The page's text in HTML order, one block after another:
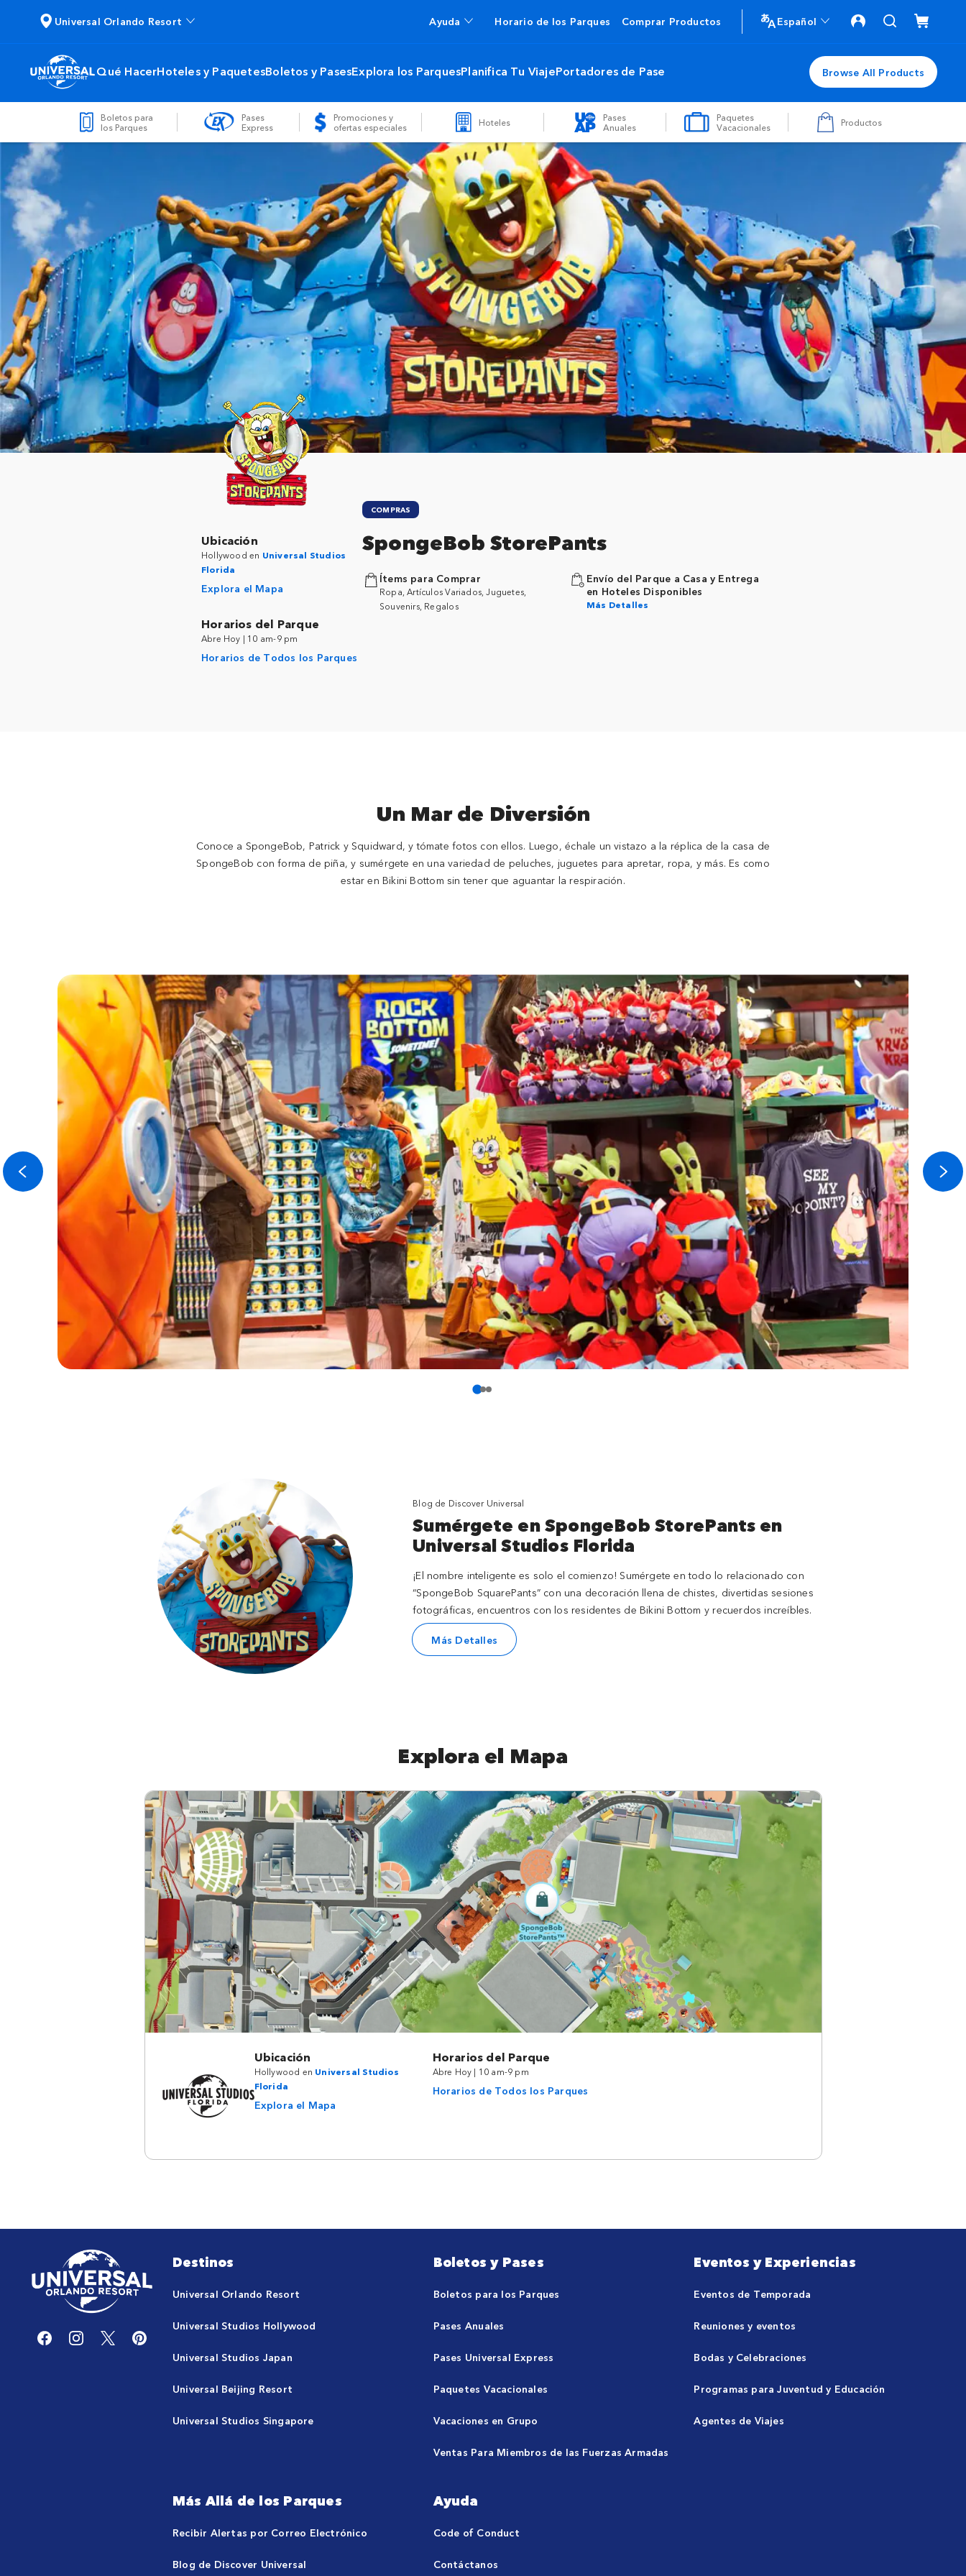
Universal Orlando Resort Ayuda Horario de los Parques Comprar Productos Español
Qué HacerHoteles y PaquetesBoletos y PasesExplora los ParquesPlanifica Tu ViajePortadores de Pase Browse All Products
Boletos para
los Parques
Pases
Express
Promociones y
ofertas especiales
Hoteles
Pases
Anuales
Paquetes
Vacacionales
Productos
Ubicación
Hollywood en Universal Studios
Florida
Explora el Mapa
Horarios del Parque
Abre Hoy | 10 am-9 pm
Horarios de Todos los Parques
COMPRAS
SpongeBob StorePants
Ítems para Comprar
Ropa, Artículos Variados, Juguetes,
Souvenirs, Regalos
Envío del Parque a Casa y Entrega
en Hoteles Disponibles
Más Detalles
Un Mar de Diversión
Conoce a SpongeBob, Patrick y Squidward, y tómate fotos con ellos. Luego, échale un vistazo a la réplica de la casa de
SpongeBob con forma de piña, y sumérgete en una variedad de peluches, juguetes para apretar, ropa, y más. Es como
estar en Bikini Bottom sin tener que aguantar la respiración.
Blog de Discover Universal
Sumérgete en SpongeBob StorePants en
Universal Studios Florida
¡El nombre inteligente es solo el comienzo! Sumérgete en todo lo relacionado con
“SpongeBob SquarePants” con una decoración llena de chistes, divertidas sesiones
fotográficas, encuentros con los residentes de Bikini Bottom y recuerdos increíbles.
Más Detalles
Explora el Mapa
Ubicación
Hollywood en Universal Studios
Florida
Explora el Mapa
Horarios del Parque
Abre Hoy | 10 am-9 pm
Horarios de Todos los Parques
Destinos
Universal Orlando Resort
Universal Studios Hollywood
Universal Studios Japan
Universal Beijing Resort
Universal Studios Singapore
Boletos y Pases
Boletos para los Parques
Pases Anuales
Pases Universal Express
Paquetes Vacacionales
Vacaciones en Grupo
Ventas Para Miembros de las Fuerzas Armadas
Eventos y Experiencias
Eventos de Temporada
Reuniones y eventos
Bodas y Celebraciones
Programas para Juventud y Educación
Agentes de Viajes
Más Allá de los Parques
Recibir Alertas por Correo Electrónico
Blog de Discover Universal
Ayuda
Code of Conduct
Contáctanos